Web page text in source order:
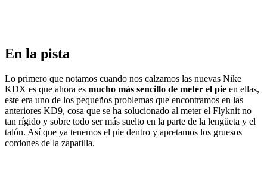
En la pista
Lo primero que notamos cuando nos calzamos las nuevas Nike
KDX es que ahora es mucho más sencillo de meter el pie en ellas,
este era uno de los pequeños problemas que encontramos en las
anteriores KD9, cosa que se ha solucionado al meter el Flyknit no
tan rígido y sobre todo ser más suelto en la parte de la lengüeta y el
talón. Así que ya tenemos el pie dentro y apretamos los gruesos
cordones de la zapatilla.